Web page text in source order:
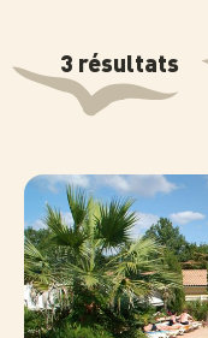
3 résultats
Photo